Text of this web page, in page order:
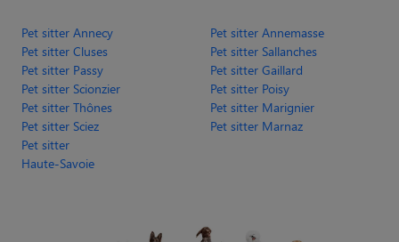
Pet sitter Annecy
Pet sitter Annemasse
Pet sitter Cluses
Pet sitter Sallanches
Pet sitter Passy
Pet sitter Gaillard
Pet sitter Scionzier
Pet sitter Poisy
Pet sitter Thônes
Pet sitter Marignier
Pet sitter Sciez
Pet sitter Marnaz
Pet sitter
Haute-Savoie